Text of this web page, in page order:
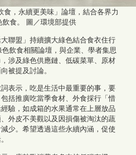
食，永續更美味」論壇，結合各界力
飲食。 圖／環境部提供
聯盟」持續擴大綠色結合食衣住行
飲食相關論壇，與企業、學者集思
涉及綠色供應鏈、低碳菜單、原材
被提及討論。
表示，吃是生活中最重要的事，要
括推廣吃當季食材、外食採行「惜
驗，如成箱的水果通常在上層放品
外皮不美觀以及因損傷被淘汰的蔬
少。希望透過這些永續內涵，促使